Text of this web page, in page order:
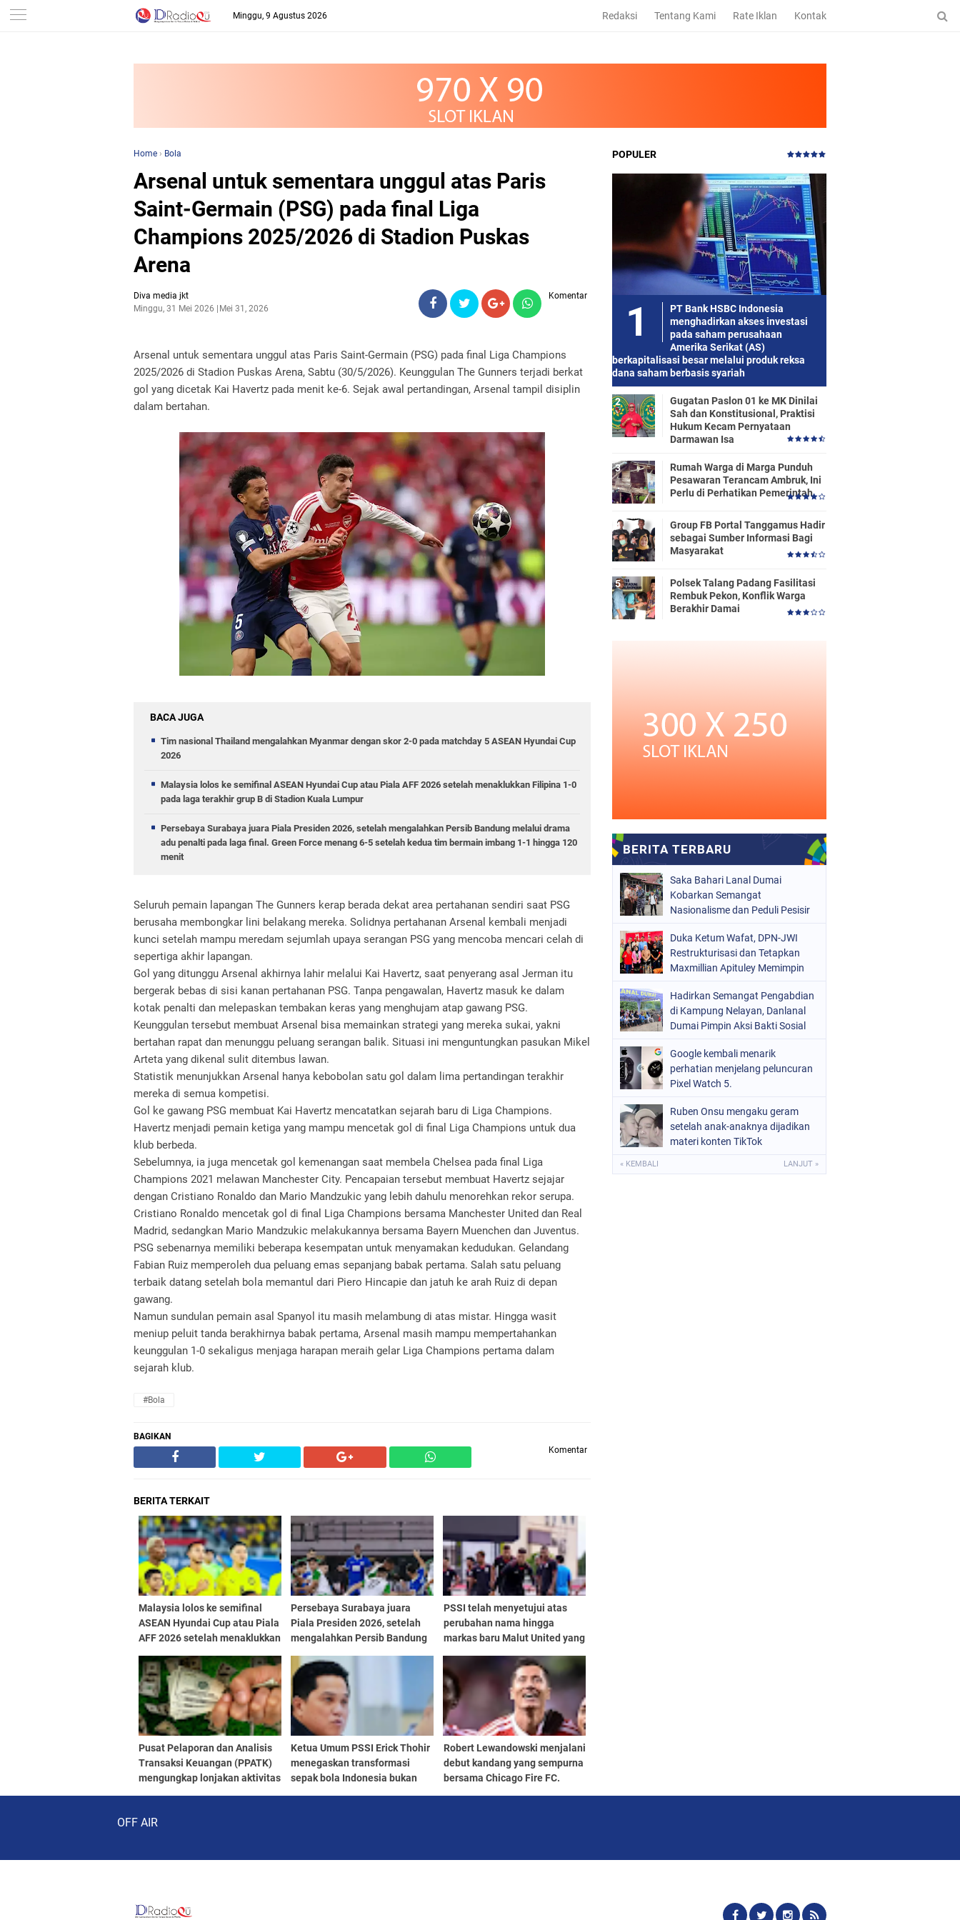
-->
Minggu, 9 Agustus 2026 Redaksi Tentang Kami Rate Iklan Kontak
Home › Bola
Arsenal untuk sementara unggul atas Paris
Saint-Germain (PSG) pada final Liga
Champions 2025/2026 di Stadion Puskas
Arena
Diva media jkt
Minggu, 31 Mei 2026
Mei 31, 2026
Komentar
Arsenal untuk sementara unggul atas Paris Saint-Germain (PSG) pada final Liga Champions
2025/2026 di Stadion Puskas Arena, Sabtu (30/5/2026). Keunggulan The Gunners terjadi berkat
gol yang dicetak Kai Havertz pada menit ke-6. Sejak awal pertandingan, Arsenal tampil disiplin
dalam bertahan.
BACA JUGA
Tim nasional Thailand mengalahkan Myanmar dengan skor 2-0 pada matchday 5 ASEAN Hyundai Cup
2026
Malaysia lolos ke semifinal ASEAN Hyundai Cup atau Piala AFF 2026 setelah menaklukkan Filipina 1-0
pada laga terakhir grup B di Stadion Kuala Lumpur
Persebaya Surabaya juara Piala Presiden 2026, setelah mengalahkan Persib Bandung melalui drama
adu penalti pada laga final. Green Force menang 6-5 setelah kedua tim bermain imbang 1-1 hingga 120
menit
Seluruh pemain lapangan The Gunners kerap berada dekat area pertahanan sendiri saat PSG
berusaha membongkar lini belakang mereka. Solidnya pertahanan Arsenal kembali menjadi
kunci setelah mampu meredam sejumlah upaya serangan PSG yang mencoba mencari celah di
sepertiga akhir lapangan.
Gol yang ditunggu Arsenal akhirnya lahir melalui Kai Havertz, saat penyerang asal Jerman itu
bergerak bebas di sisi kanan pertahanan PSG. Tanpa pengawalan, Havertz masuk ke dalam
kotak penalti dan melepaskan tembakan keras yang menghujam atap gawang PSG.
Keunggulan tersebut membuat Arsenal bisa memainkan strategi yang mereka sukai, yakni
bertahan rapat dan menunggu peluang serangan balik. Situasi ini menguntungkan pasukan Mikel
Arteta yang dikenal sulit ditembus lawan.
Statistik menunjukkan Arsenal hanya kebobolan satu gol dalam lima pertandingan terakhir
mereka di semua kompetisi.
Gol ke gawang PSG membuat Kai Havertz mencatatkan sejarah baru di Liga Champions.
Havertz menjadi pemain ketiga yang mampu mencetak gol di final Liga Champions untuk dua
klub berbeda.
Sebelumnya, ia juga mencetak gol kemenangan saat membela Chelsea pada final Liga
Champions 2021 melawan Manchester City. Pencapaian tersebut membuat Havertz sejajar
dengan Cristiano Ronaldo dan Mario Mandzukic yang lebih dahulu menorehkan rekor serupa.
Cristiano Ronaldo mencetak gol di final Liga Champions bersama Manchester United dan Real
Madrid, sedangkan Mario Mandzukic melakukannya bersama Bayern Muenchen dan Juventus.
PSG sebenarnya memiliki beberapa kesempatan untuk menyamakan kedudukan. Gelandang
Fabian Ruiz memperoleh dua peluang emas sepanjang babak pertama. Salah satu peluang
terbaik datang setelah bola memantul dari Piero Hincapie dan jatuh ke arah Ruiz di depan
gawang.
Namun sundulan pemain asal Spanyol itu masih melambung di atas mistar. Hingga wasit
meniup peluit tanda berakhirnya babak pertama, Arsenal masih mampu mempertahankan
keunggulan 1-0 sekaligus menjaga harapan meraih gelar Liga Champions pertama dalam
sejarah klub.
#Bola
BAGIKAN
Komentar
BERITA TERKAIT
Malaysia lolos ke semifinal
ASEAN Hyundai Cup atau Piala
AFF 2026 setelah menaklukkan
grup B di Stadion Kuala
Lumpur
Persebaya Surabaya juara
Piala Presiden 2026, setelah
mengalahkan Persib Bandung
pada laga final. Green Force
menang 6-5 setelah kedua tim
bermain imbang 1-1 hingga
120 menit
PSSI telah menyetujui atas
perubahan nama hingga
markas baru Malut United yang
FC
Pusat Pelaporan dan Analisis
Transaksi Keuangan (PPATK)
mengungkap lonjakan aktivitas
selama momentum Piala Dunia
Ketua Umum PSSI Erick Thohir
menegaskan transformasi
sepak bola Indonesia bukan
Robert Lewandowski menjalani
debut kandang yang sempurna
bersama Chicago Fire FC.
POPULER
PT Bank HSBC Indonesia
menghadirkan akses investasi
pada saham perusahaan
Amerika Serikat (AS)
berkapitalisasi besar melalui produk reksa
dana saham berbasis syariah
Gugatan Paslon 01 ke MK Dinilai
Sah dan Konstitusional, Praktisi
Hukum Kecam Pernyataan
Darmawan Isa
Rumah Warga di Marga Punduh
Pesawaran Terancam Ambruk, Ini
Perlu di Perhatikan Pemerintah
Group FB Portal Tanggamus Hadir
sebagai Sumber Informasi Bagi
Masyarakat
Polsek Talang Padang Fasilitasi
Rembuk Pekon, Konflik Warga
Berakhir Damai
Saka Bahari Lanal Dumai
Kobarkan Semangat
Nasionalisme dan Peduli Pesisir
Duka Ketum Wafat, DPN-JWI
Restrukturisasi dan Tetapkan
Maxmillian Apituley Memimpin
Hadirkan Semangat Pengabdian
di Kampung Nelayan, Danlanal
Dumai Pimpin Aksi Bakti Sosial
Google kembali menarik
perhatian menjelang peluncuran
Pixel Watch 5.
Ruben Onsu mengaku geram
setelah anak-anaknya dijadikan
materi konten TikTok
« KEMBALI LANJUT »
OFF AIR